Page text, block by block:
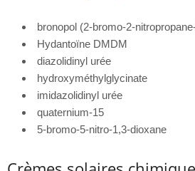
bronopol (2-bromo-2-
Hydantoïne DMDM
diazolidinyl urée
hydroxyméthylglycinate
imidazolidinyl urée
quaternium-15
5-bromo-5-nitro-1,3-dioxane